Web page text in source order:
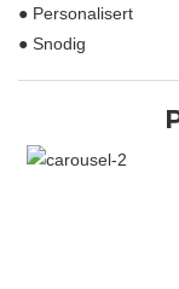
● Personalisert
● Snodig